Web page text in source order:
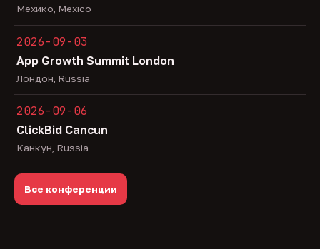
Мехико, Mexico
2026-09-03
App Growth Summit London
Лондон, Russia
2026-09-06
ClickBid Cancun
Канкун, Russia
Все конференции